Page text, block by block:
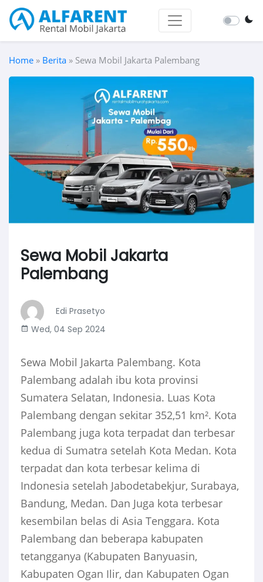
Home » Berita » Sewa Mobil Jakarta Palembang
Sewa Mobil Jakarta
Palembang
Edi Prasetyo
Wed, 04 Sep 2024
Sewa Mobil Jakarta Palembang. Kota
Palembang adalah ibu kota provinsi
Sumatera Selatan, Indonesia. Luas Kota
Palembang dengan sekitar 352,51 km². Kota
Palembang juga kota terpadat dan terbesar
kedua di Sumatra setelah Kota Medan. Kota
terpadat dan kota terbesar kelima di
Indonesia setelah Jabodetabekjur, Surabaya,
Bandung, Medan. Dan Juga kota terbesar
kesembilan belas di Asia Tenggara. Kota
Palembang dan beberapa kabupaten
tetangganya (Kabupaten Banyuasin,
Kabupaten Ogan Ilir, dan Kabupaten Ogan